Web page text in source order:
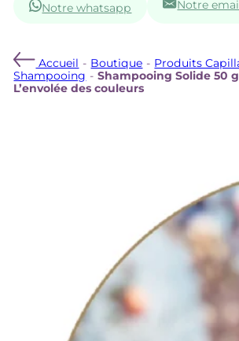
Notre whatsapp
Notre
Accueil - Boutique - Produits
Shampooing - Shampooing Solide 50
L’envolée des couleurs